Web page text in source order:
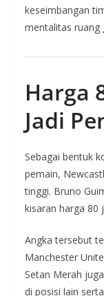
keseimbangan
mentalitas ruang
Harga
Jadi
Sebagai bentuk
pemain,
tinggi. Bruno
kisaran harga 80
Angka tersebut
Manchester
Setan Merah
di posisi lain